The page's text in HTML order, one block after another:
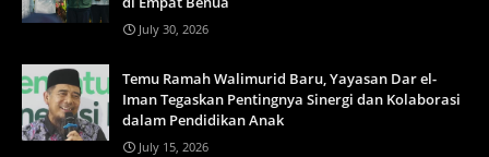
July 30, 2026
Temu Ramah Walimurid Baru, Yayasan Dar el-
Iman Tegaskan Pentingnya Sinergi dan Kolaborasi
dalam Pendidikan Anak
July 15, 2026